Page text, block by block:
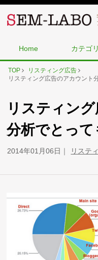
Home カテゴリ
TOP
リスティング広告
リスティング広告のアカウント
リスティン
分析でとって
2014年01月06日 リステ